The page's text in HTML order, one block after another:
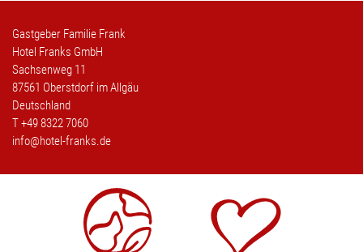
Gastgeber Familie Frank
Hotel Franks GmbH
Sachsenweg 11
87561 Oberstdorf im Allgäu
Deutschland
T+49 8322 7060
info@hotel-franks.de